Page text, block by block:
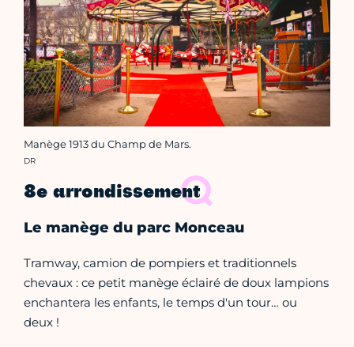
Manège 1913 du Champ de Mars.
Crédit photo :
DR
8e arrondissement
Le manège du parc Monceau
Tramway, camion de pompiers et traditionnels
chevaux : ce petit manège éclairé de doux lampions
enchantera les enfants, le temps d'un tour… ou
deux !